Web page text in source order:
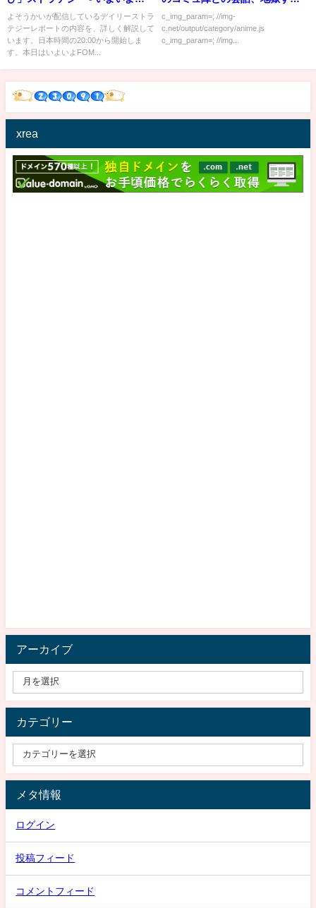
FOMC、パウエル議長はインフ
レを食い止められるか
よそうかいが配信しているデイリーストラ
テジーレポートの内容を、詳しく解説して
います。日本時間の20:00から開始しま
す。本日はいよいよFOM...
る
c_img_param=; //img-
c.net/output/category/anime.js
c_img_param=; //img...
xrea
アーカイブ
カテゴリー
メタ情報
ログイン
投稿フィード
コメントフィード